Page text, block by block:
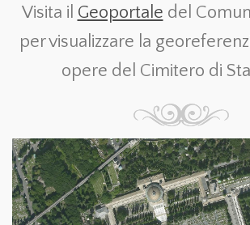
Visita il Geoportale del
per visualizzare la
opere del Cimitero di